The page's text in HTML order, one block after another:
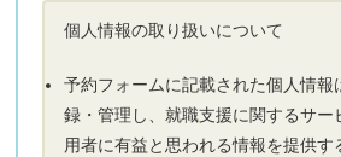
個人情報の取り扱いについて
予約フォームに記載された個人情報
録・管理し、就職支援に関するサー
用者に有益と思われる情報を提供す